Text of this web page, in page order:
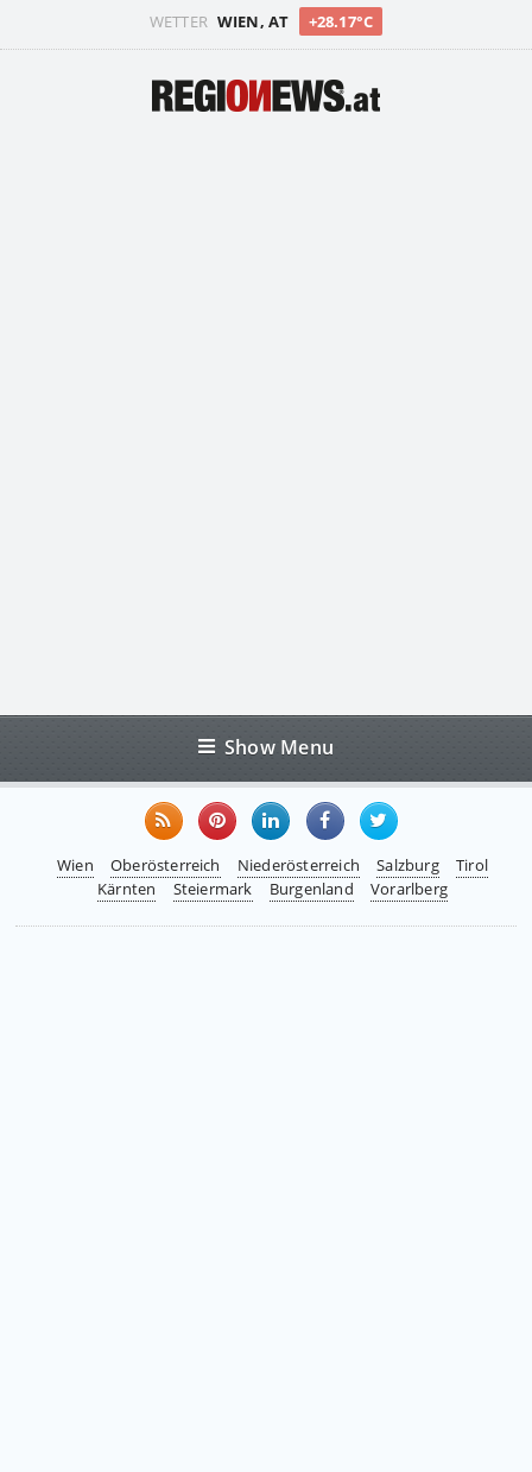
WETTER WIEN, AT +28.17°C
Show Menu
Wien Oberösterreich Niederösterreich Salzburg
Tirol
Kärnten
Steiermark Burgenland Vorarlberg